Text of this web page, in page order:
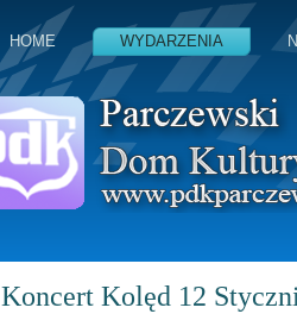
HOME WYDARZENIA
Koncert Kolęd 12